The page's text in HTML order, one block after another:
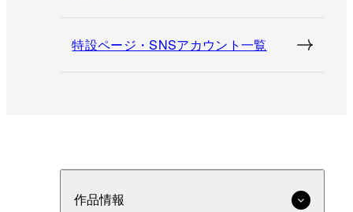
特設ページ・SNSアカウント一覧
作品情報